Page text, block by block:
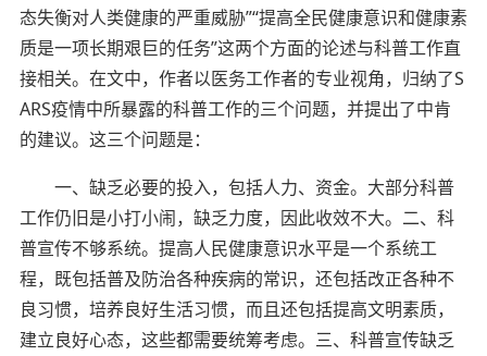
态失衡对人类健康的严重威胁”“提高全民健康意识和健康素
质是一项长期艰巨的任务”这两个方面的论述与科普工作直
接相关。在文中，作者以医务工作者的专业视角，归纳了S
ARS疫情中所暴露的科普工作的三个问题，并提出了中肯
的建议。这三个问题是：
一、缺乏必要的投入，包括人力、资金。大部分科普
工作仍旧是小打小闹，缺乏力度，因此收效不大。二、科
普宣传不够系统。提高人民健康意识水平是一个系统工
程，既包括普及防治各种疾病的常识，还包括改正各种不
良习惯，培养良好生活习惯，而且还包括提高文明素质，
建立良好心态，这些都需要统筹考虑。三、科普宣传缺乏